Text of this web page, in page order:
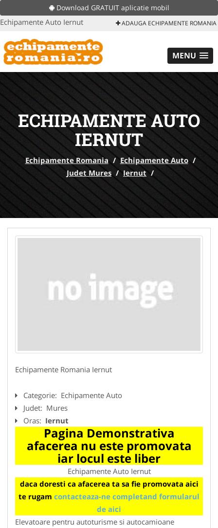
Download GRATUIT aplicatie mobil
Echipamente Auto Iernut ADAUGA ECHIPAMENTE ROMANIA
MENU
ECHIPAMENTE AUTO
IERNUT
Echipamente Romania / Echipamente Auto /
Judet Mures / Iernut /
Echipamente Romania Iernut
Categorie: Echipamente Auto
Judet: Mures
Oras: Iernut
Pagina Demonstrativa
afacerea nu este promovata
iar locul este liber
Echipamente Auto Iernut
daca doresti ca afacerea ta sa fie promovata aici
te rugam contacteaza-ne completand formularul
de aici
Elevatoare pentru autoturisme si autocamioane